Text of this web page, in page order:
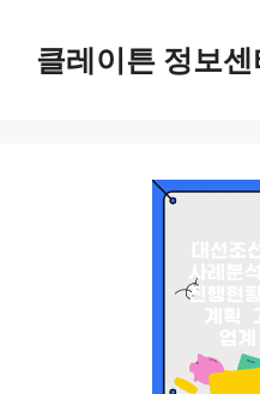
클레이튼 정보센